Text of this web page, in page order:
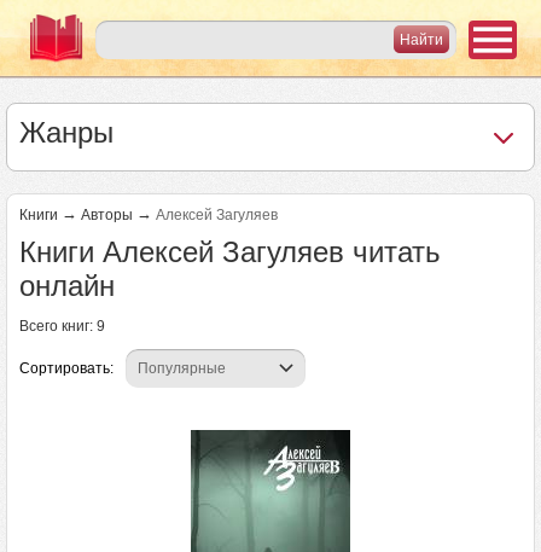
Жанры
Книги → Авторы → Алексей Загуляев
Книги Алексей Загуляев читать
онлайн
Всего книг: 9
Сортировать: